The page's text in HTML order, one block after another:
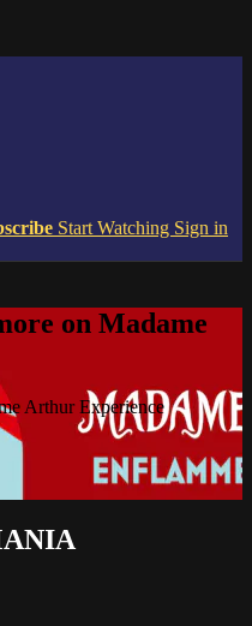
Start Watching Sign in
on Madame
Arthur Experience